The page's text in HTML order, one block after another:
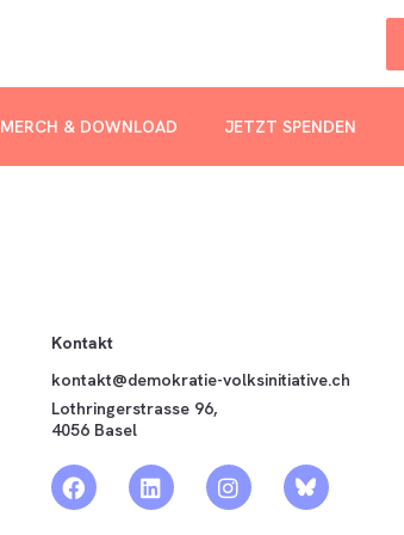
MERCH & DOWNLOAD JETZT SPENDEN
Kontakt
kontakt@demokratie-volksinitiative.ch
Lothringerstrasse 96,
4056 Basel